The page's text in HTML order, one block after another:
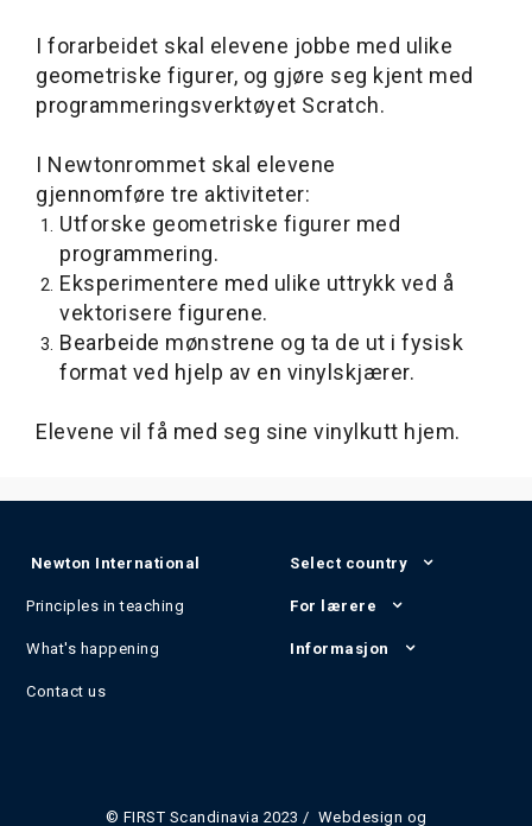
I forarbeidet skal elevene jobbe med ulike
geometriske figurer, og gjøre seg kjent med
programmeringsverktøyet Scratch.
I Newtonrommet skal elevene
gjennomføre tre aktiviteter:
Utforske geometriske figurer med
programmering.
Eksperimentere med ulike uttrykk ved å
vektorisere figurene.
Bearbeide mønstrene og ta de ut i fysisk
format ved hjelp av en vinylskjærer.
Elevene vil få med seg sine vinylkutt hjem.
Newton International
Principles in teaching
What's happening
Contact us
Select country
For lærere
Informasjon
© FIRST Scandinavia 2023 / Webdesign og